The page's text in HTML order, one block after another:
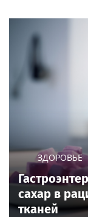
ЗДОРОВЬЕ
сахар в
тканей